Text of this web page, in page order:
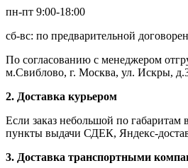
пн-пт 9:00-18:00
сб-вс: по предварительной
По согласованию с менеджером
м.Свиблово, г. Москва, ул. Искры,
2. Доставка курьером
Если заказ небольшой по габаритам
пункты выдачи СДЕК, Яндекс-
3. Доставка транспортными